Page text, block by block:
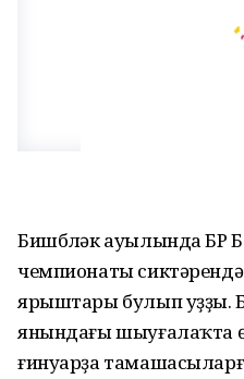
Бишбүләк ауылында БР
чемпионаты
ярыштары булып уҙҙы.
янындағы шыуғалаҡта
ғинуарҙа